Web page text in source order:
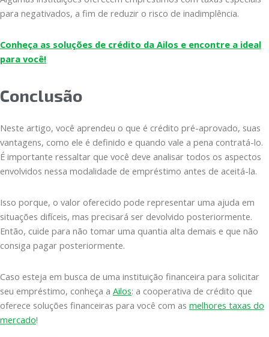
para negativados, a fim de reduzir o risco de inadimplência.
Conheça as soluções de crédito da Ailos e encontre a ideal
para você!
Conclusão
Neste artigo, você aprendeu o que é crédito pré-aprovado, suas
vantagens, como ele é definido e quando vale a pena contratá-lo.
É importante ressaltar que você deve analisar todos os aspectos
envolvidos nessa modalidade de empréstimo antes de aceitá-la.
Isso porque, o valor oferecido pode representar uma ajuda em
situações difíceis, mas precisará ser devolvido posteriormente.
Então, cuide para não tomar uma quantia alta demais e que não
consiga pagar posteriormente.
Caso esteja em busca de uma instituição financeira para solicitar
seu empréstimo, conheça a Ailos: a cooperativa de crédito que
oferece soluções financeiras para você com as melhores taxas do
mercado!